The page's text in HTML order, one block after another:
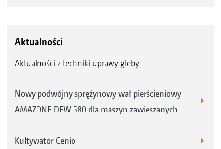
Aktualności
Aktualności z techniki uprawy gleby
Nowy podwójny sprężynowy wał pierścieniowy
AMAZONE DFW 580 dla maszyn zawieszanych
Kultywator Cenio